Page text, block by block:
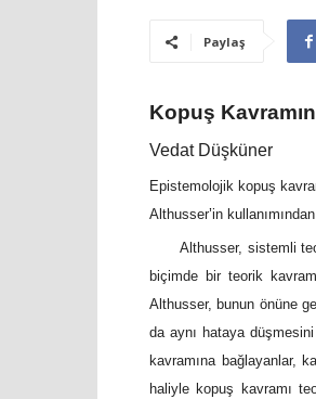
Paylaş
Kopuş
Vedat Düşküner
Epistemolojik kopuş
Althusser’in
Althusser, sistemli
biçimde bir teorik
Althusser, bunun önüne
da aynı hataya
kavramına bağlayanlar,
haliyle kopuş kavramı